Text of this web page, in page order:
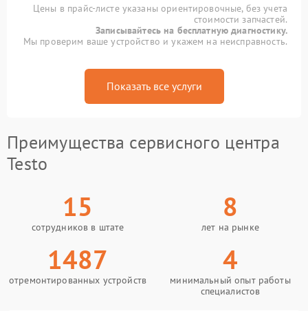
Цены в прайс-листе указаны ориентировочные, без учета
стоимости запчастей.
Записывайтесь на бесплатную диагностику.
Мы проверим ваше устройство и укажем на неисправность.
Показать все услуги
Преимущества сервисного центра
Testo
15
сотрудников в штате
8
лет на рынке
1487
отремонтированных устройств
4
минимальный опыт работы
специалистов